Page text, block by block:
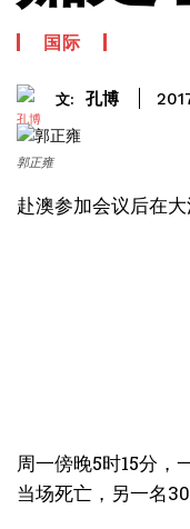
国际
文: 孔博
郭正雍
赴澳参加会议后在
周一傍晚5时15分，
当场死亡，另一名